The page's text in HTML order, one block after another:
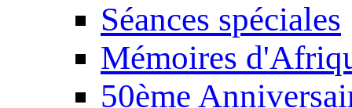
Séances spéciales
Mémoires
50ème